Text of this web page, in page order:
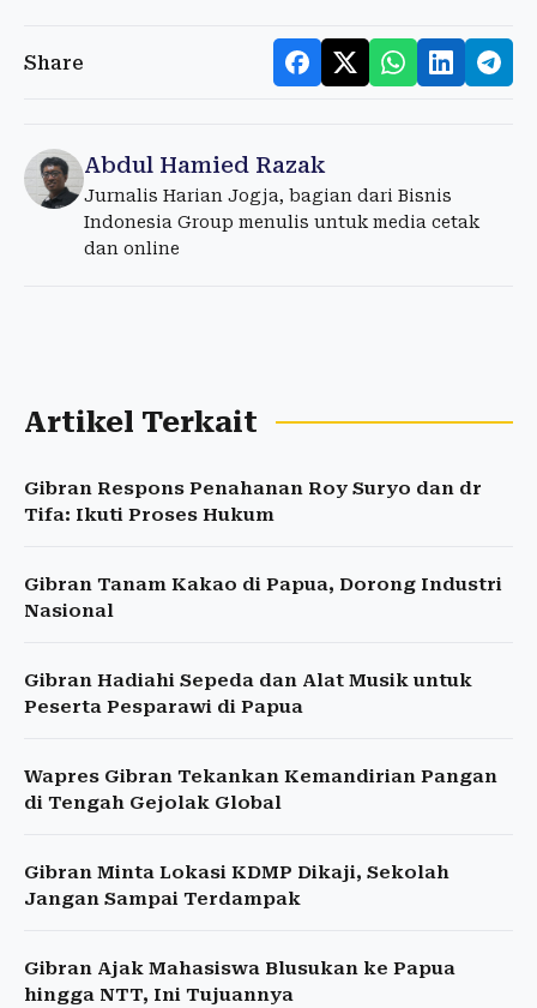
Share
Abdul Hamied Razak
Jurnalis Harian Jogja, bagian dari Bisnis
Indonesia Group menulis untuk media cetak
dan online
Artikel Terkait
Gibran Respons Penahanan Roy Suryo dan dr
Tifa: Ikuti Proses Hukum
Gibran Tanam Kakao di Papua, Dorong Industri
Nasional
Gibran Hadiahi Sepeda dan Alat Musik untuk
Peserta Pesparawi di Papua
Wapres Gibran Tekankan Kemandirian Pangan
di Tengah Gejolak Global
Gibran Minta Lokasi KDMP Dikaji, Sekolah
Jangan Sampai Terdampak
Gibran Ajak Mahasiswa Blusukan ke Papua
hingga NTT, Ini Tujuannya